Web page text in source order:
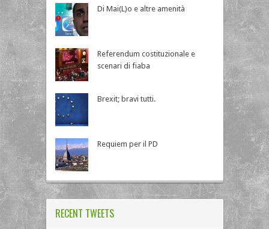
Di Mai(L)o e altre amenità
Referendum costituzionale e
scenari di fiaba
Brexit; bravi tutti.
Requiem per il PD
RECENT TWEETS